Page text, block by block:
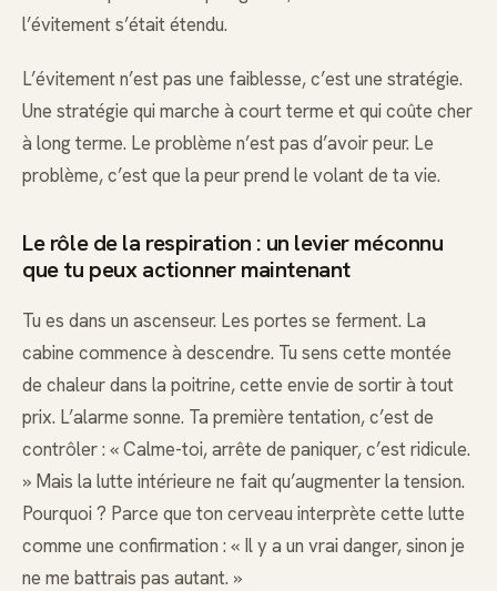
l’évitement s’était étendu.
L’évitement n’est pas une faiblesse, c’est une stratégie.
Une stratégie qui marche à court terme et qui coûte cher
à long terme. Le problème n’est pas d’avoir peur. Le
problème, c’est que la peur prend le volant de ta vie.
Le rôle de la respiration : un levier méconnu
que tu peux actionner maintenant
Tu es dans un ascenseur. Les portes se ferment. La
cabine commence à descendre. Tu sens cette montée
de chaleur dans la poitrine, cette envie de sortir à tout
prix. L’alarme sonne. Ta première tentation, c’est de
contrôler : « Calme-toi, arrête de paniquer, c’est ridicule.
» Mais la lutte intérieure ne fait qu’augmenter la tension.
Pourquoi ? Parce que ton cerveau interprète cette lutte
comme une confirmation : « Il y a un vrai danger, sinon je
ne me battrais pas autant. »